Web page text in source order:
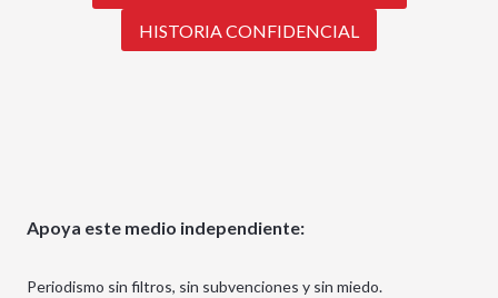
HISTORIA CONFIDENCIAL
Apoya este medio independiente:
Periodismo sin filtros, sin subvenciones y sin miedo.